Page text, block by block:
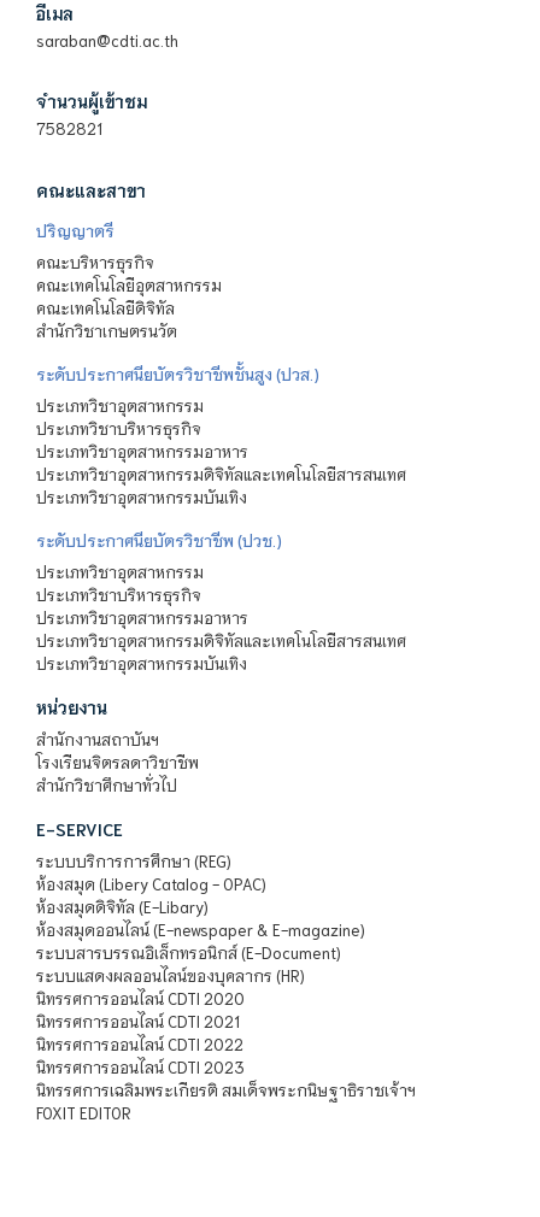
อีเมล
saraban@cdti.ac.th
จำนวนผู้เข้าชม
7582821
คณะและสาขา
ปริญญาตรี
คณะบริหารธุรกิจ
คณะเทคโนโลยีอุตสาหกรรม
คณะเทคโนโลยีดิจิทัล
สำนักวิชาเกษตรนวัต
ระดับประกาศนียบัตรวิชาชีพชั้นสูง (ปวส.)
ประเภทวิชาอุตสาหกรรม
ประเภทวิชาบริหารธุรกิจ
ประเภทวิชาอุตสาหกรรมอาหาร
ประเภทวิชาอุตสาหกรรมดิจิทัลและเทคโนโลยีสารสนเทศ
ประเภทวิชาอุตสาหกรรมบันเทิง
ระดับประกาศนียบัตรวิชาชีพ (ปวช.)
ประเภทวิชาอุตสาหกรรม
ประเภทวิชาบริหารธุรกิจ
ประเภทวิชาอุตสาหกรรมอาหาร
ประเภทวิชาอุตสาหกรรมดิจิทัลและเทคโนโลยีสารสนเทศ
ประเภทวิชาอุตสาหกรรมบันเทิง
หน่วยงาน
สำนักงานสถาบันฯ
โรงเรียนจิตรลดาวิชาชีพ
สำนักวิชาศึกษาทั่วไป
E-SERVICE
ระบบบริการการศึกษา (REG)
ห้องสมุด (Libery Catalog - OPAC)
ห้องสมุดดิจิทัล (E-Libary)
ห้องสมุดออนไลน์ (E-newspaper & E-magazine)
ระบบสารบรรณอิเล็กทรอนิกส์ (E-Document)
ระบบแสดงผลออนไลน์ของบุคลากร (HR)
นิทรรศการออนไลน์ CDTI 2020
นิทรรศการออนไลน์ CDTI 2021
นิทรรศการออนไลน์ CDTI 2022
นิทรรศการออนไลน์ CDTI 2023
นิทรรศการเฉลิมพระเกียรติ สมเด็จพระกนิษฐาธิราชเจ้าฯ
FOXIT EDITOR